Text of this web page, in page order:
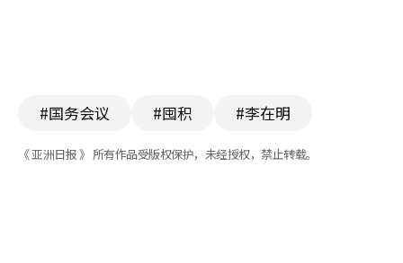
#国务会议 #囤积 #李在明
《 亚洲日报 》 所有作品受版权保护，未经授权，禁止转载。